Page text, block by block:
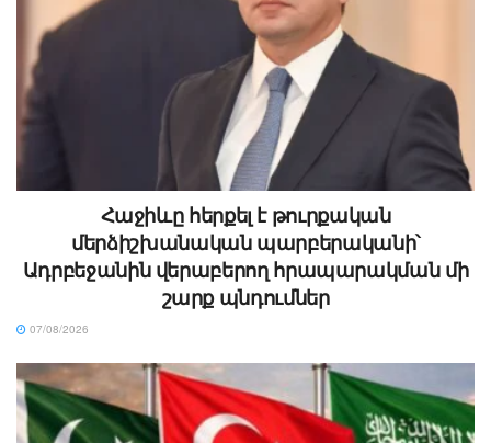
Հաջիևը հերքել է թուրքական
մերձիշխանական պարբերականի՝
Ադրբեջանին վերաբերող հրապարակման մի
շարք պնդումներ
07/08/2026